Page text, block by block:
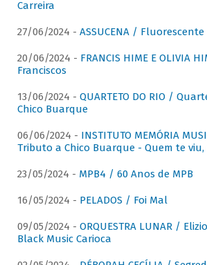
Carreira
27/06/2024 - ASSUCENA / Fluorescente
20/06/2024 - FRANCIS HIME E OLIVIA
Franciscos
13/06/2024 - QUARTETO DO RIO /
Chico Buarque
06/06/2024 - INSTITUTO MEMÓRIA
Tributo a Chico Buarque - Quem te
23/05/2024 - MPB4 / 60 Anos de MPB
16/05/2024 - PELADOS / Foi Mal
09/05/2024 - ORQUESTRA LUNAR /
Black Music Carioca